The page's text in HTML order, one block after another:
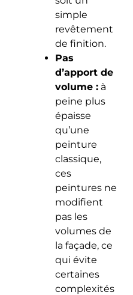
simple
revêtement
de finition.
Pas
d’apport de
volume :à
peine plus
épaisse
qu’une
peinture
classique,
ces
peintures ne
modifient
pas les
volumes de
la façade, ce
qui évite
certaines
complexités